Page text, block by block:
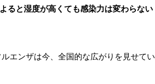
ると湿度が高くても感染力は変わらない
エンザは今、全国的な広がりを見せてい